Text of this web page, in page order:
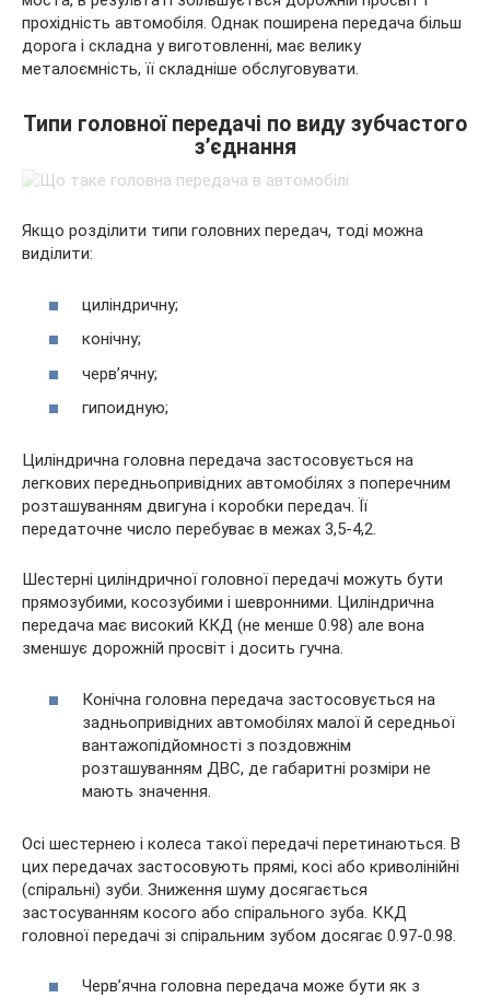
прохідність автомобіля. Однак поширена передача більш
дорога і складна у виготовленні, має велику
металоємність, її складніше обслуговувати.
Типи головної передачі по виду зубчастого
з’єднання
Якщо розділити типи головних передач, тоді можна
виділити:
циліндричну;
конічну;
черв’ячну;
гипоидную;
Циліндрична головна передача застосовується на
легкових передньопривідних автомобілях з поперечним
розташуванням двигуна і коробки передач. Її
передаточне число перебуває в межах 3,5-4,2.
Шестерні циліндричної головної передачі можуть бути
прямозубими, косозубими і шевронними. Циліндрична
передача має високий ККД (не менше 0.98) але вона
зменшує дорожній просвіт і досить гучна.
Конічна головна передача застосовується на
задньопривідних автомобілях малої й середньої
вантажопідйомності з поздовжнім
розташуванням ДВС, де габаритні розміри не
мають значення.
Осі шестернею і колеса такої передачі перетинаються. В
цих передачах застосовують прямі, косі або криволінійні
(спіральні) зуби. Зниження шуму досягається
застосуванням косого або спірального зуба. ККД
головної передачі зі спіральним зубом досягає 0.97-0.98.
Черв’ячна головна передача може бути як з